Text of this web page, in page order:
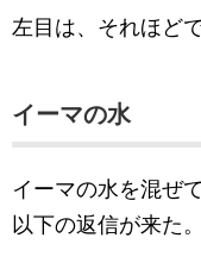
左目は、それほど
イーマの水
イーマの水を混ぜ
以下の返信が来た。